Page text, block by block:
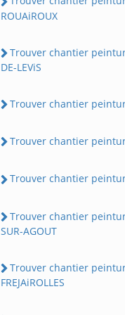
ROUAiROUX
Trouver chantier
DE-LEViS
Trouver chantier
Trouver chantier
Trouver chantier
Trouver chantier
SUR-AGOUT
Trouver chantier
FREJAiROLLES